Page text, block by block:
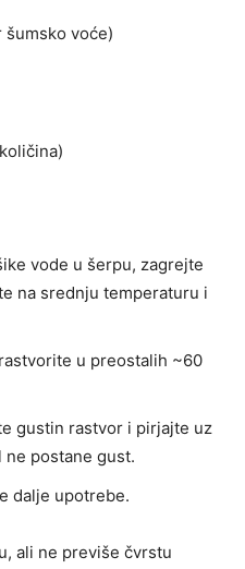
šumsko voće)
vode u šerpu, zagrejte
na srednju temperaturu i
u preostalih ~60
gustin rastvor i pirjajte uz
ne postane gust.
dalje upotrebe.
ali ne previše čvrstu